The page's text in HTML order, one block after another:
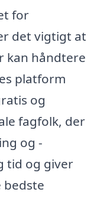
for
det vigtigt at
kan håndtere
platform
og
fagfolk, der
og -
tid og giver
bedste